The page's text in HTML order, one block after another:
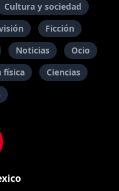
Cultura y sociedad
Ficción
Noticias
Ocio
física
Ciencias